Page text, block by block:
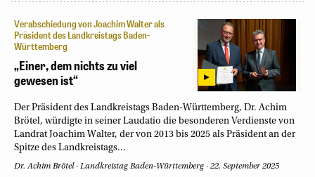
Verabschiedung von Joachim Walter als
Präsident des Landkreistags Baden-
Württemberg
„Einer, dem nichts zu viel
gewesen ist“
Der Präsident des Landkreistags Baden-Württemberg, Dr. Achim
Brötel, würdigte in seiner Laudatio die besonderen Verdienste von
Landrat Joachim Walter, der von 2013 bis 2025 als Präsident an der
Spitze des Landkreistags...
Dr. Achim Brötel · Landkreistag Baden-Württemberg · 22. September 2025